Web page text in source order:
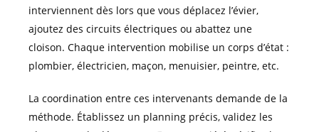
interviennent dès lors que vous déplacez l’évier,
ajoutez des circuits électriques ou abattez une
cloison. Chaque intervention mobilise un corps d’état :
plombier, électricien, maçon, menuisier, peintre, etc.
La coordination entre ces intervenants demande de la
méthode. Établissez un planning précis, validez les